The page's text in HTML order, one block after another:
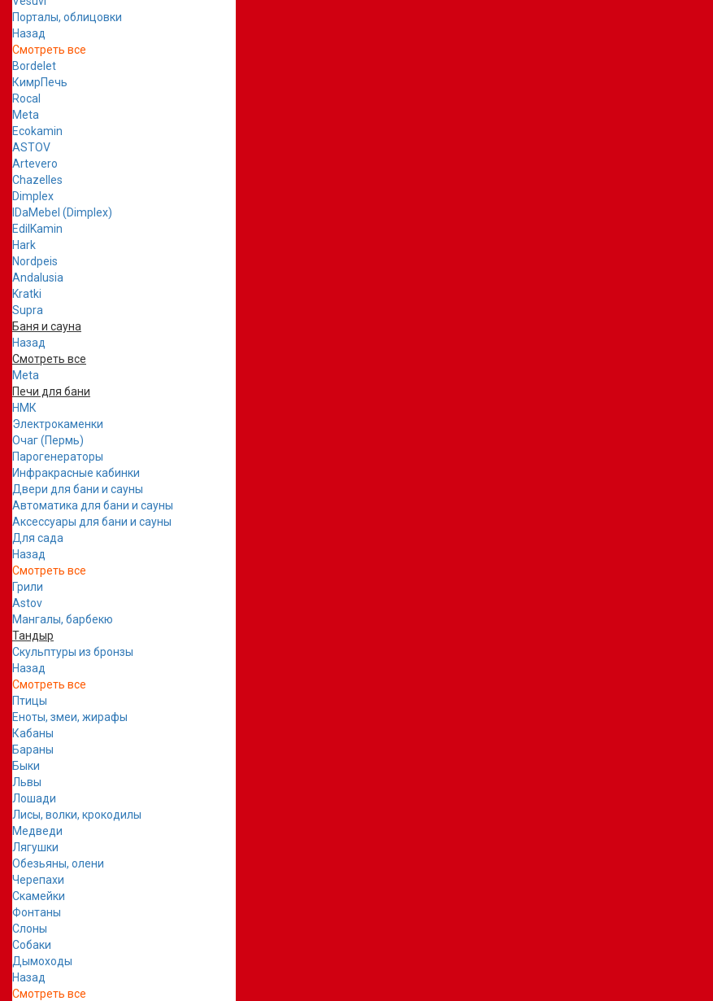
Порталы, облицовки
Назад
Смотреть все
Bordelet
КимрПечь
Rocal
Meta
Ecokamin
ASTOV
Artevero
Chazelles
Dimplex
IDaMebel (Dimplex)
EdilKamin
Hark
Nordpeis
Andalusia
Kratki
Supra
Баня и сауна
Назад
Смотреть все
Meta
Печи для бани
НМК
Электрокаменки
Очаг (Пермь)
Парогенераторы
Инфракрасные кабинки
Двери для бани и сауны
Автоматика для бани и сауны
Аксессуары для бани и сауны
Для сада
Назад
Смотреть все
Грили
Astov
Мангалы, барбекю
Тандыр
Скульптуры из бронзы
Назад
Смотреть все
Птицы
Еноты, змеи, жирафы
Кабаны
Бараны
Быки
Львы
Лошади
Лисы, волки, крокодилы
Медведи
Лягушки
Обезьяны, олени
Черепахи
Скамейки
Фонтаны
Слоны
Собаки
Дымоходы
Назад
Смотреть все